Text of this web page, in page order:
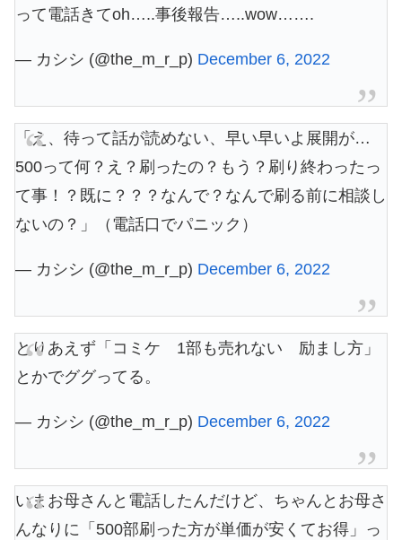
って電話きてoh…..事後報告…..wow…….
— カシシ (@the_m_r_p) December 6, 2022
「え、待って話が読めない、早い早いよ展開が…
500って何？え？刷ったの？もう？刷り終わったっ
て事！？既に？？？なんで？なんで刷る前に相談し
ないの？」（電話口でパニック）
— カシシ (@the_m_r_p) December 6, 2022
とりあえず「コミケ 1部も売れない 励まし方」
とかでググってる。
— カシシ (@the_m_r_p) December 6, 2022
いまお母さんと電話したんだけど、ちゃんとお母さ
んなりに「500部刷った方が単価が安くてお得」っ